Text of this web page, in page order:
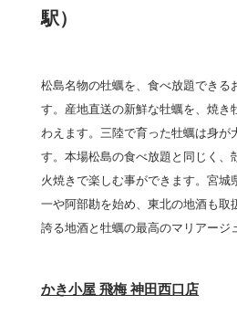
駅）
松島名物の牡蠣を、食べ放題できる
す。産地直送の新鮮な牡蠣を、焼き
わえます。三陸で育った牡蠣は身が
す。本場松島の食べ放題と同じく、
火焼きで楽しむ事ができます。宮城
一や阿部勘を始め、東北の地酒も取
誇る地酒と牡蠣の最高のマリアージ
かき小屋 飛梅 神田西口店